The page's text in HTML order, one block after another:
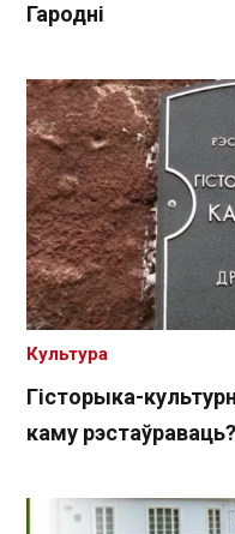
Гародні
Гісторыка-
каму рэстаўраваць?
Культура